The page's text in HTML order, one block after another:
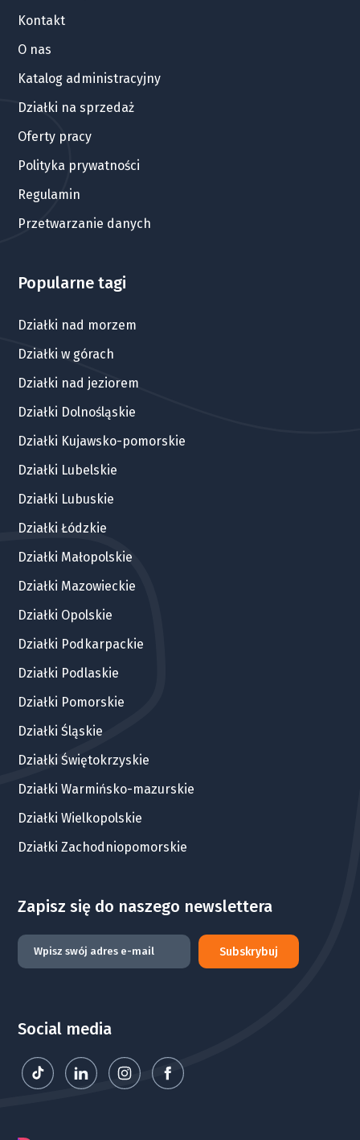
Kontakt
O nas
Katalog administracyjny
Działki na sprzedaż
Oferty pracy
Polityka prywatności
Regulamin
Przetwarzanie danych
Popularne tagi
Działki nad morzem
Działki w górach
Działki nad jeziorem
Działki Dolnośląskie
Działki Kujawsko-pomorskie
Działki Lubelskie
Działki Lubuskie
Działki Łódzkie
Działki Małopolskie
Działki Mazowieckie
Działki Opolskie
Działki Podkarpackie
Działki Podlaskie
Działki Pomorskie
Działki Śląskie
Działki Świętokrzyskie
Działki Warmińsko-mazurskie
Działki Wielkopolskie
Działki Zachodniopomorskie
Zapisz się do naszego newslettera
Subskrybuj
Social media